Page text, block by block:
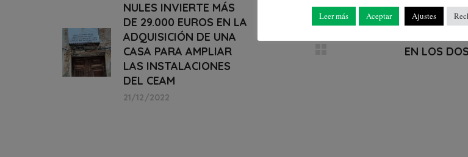
NULES INVIERTE MÁS
DE 29.000 EUROS EN LA
ADQUISICIÓN DE UNA
CASA PARA AMPLIAR
LAS INSTALACIONES
DEL CEAM
21/12/2022
NULES
EN LOS
Leer más Aceptar Ajustes